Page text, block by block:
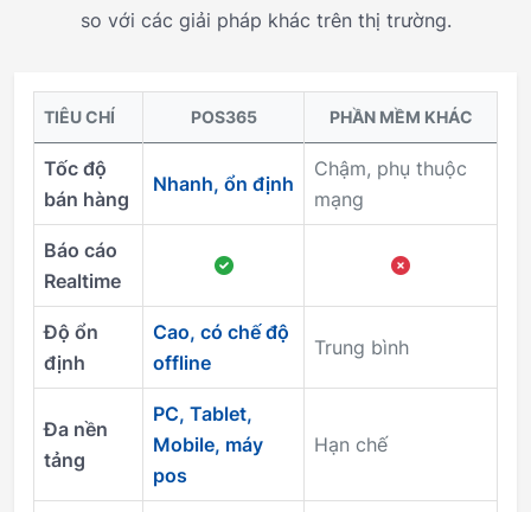
so với các giải pháp khác trên thị trường.
TIÊU CHÍ POS365 PHẦN MỀM KHÁC
Tốc độ
bán hàng
Nhanh, ổn định
Chậm, phụ thuộc
mạng
Báo cáo
Realtime
Độ ổn
định
Cao, có chế độ
offline
Trung bình
Đa nền
tảng
PC, Tablet,
Mobile, máy
pos
Hạn chế